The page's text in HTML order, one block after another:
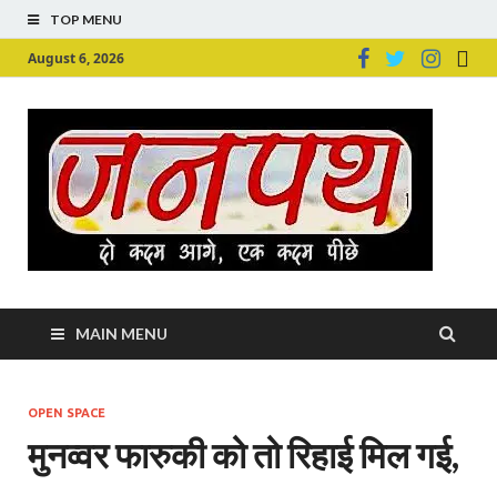
TOP MENU
August 6, 2026
MAIN MENU
OPEN SPACE
मुनव्वर फारुकी को तो रिहाई मिल गई,